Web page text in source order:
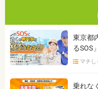
東京都
るSOS」
マチし
乗れな